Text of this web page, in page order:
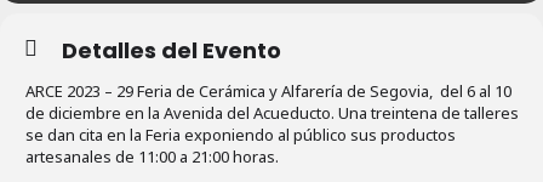
Detalles del Evento
ARCE 2023 – 29 Feria de Cerámica y Alfarería de Segovia, del 6 al 10
de diciembre en la Avenida del Acueducto. Una treintena de talleres
se dan cita en la Feria exponiendo al público sus productos
artesanales de 11:00 a 21:00 horas.